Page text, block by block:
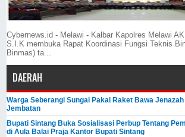
Cybernews.id - Melawi - Kalbar Kapolres Melawi
S.I.K membuka Rapat Koordinasi Fungsi Teknis
Binmas) ta...
DAERAH
Warga Seberangi Sungai Pakai Raket Bawa
Jembatan
Bupati Sintang Buka Sosialisasi Perbup Tentang
di Aula Balai Praja Kantor Bupati Sintang